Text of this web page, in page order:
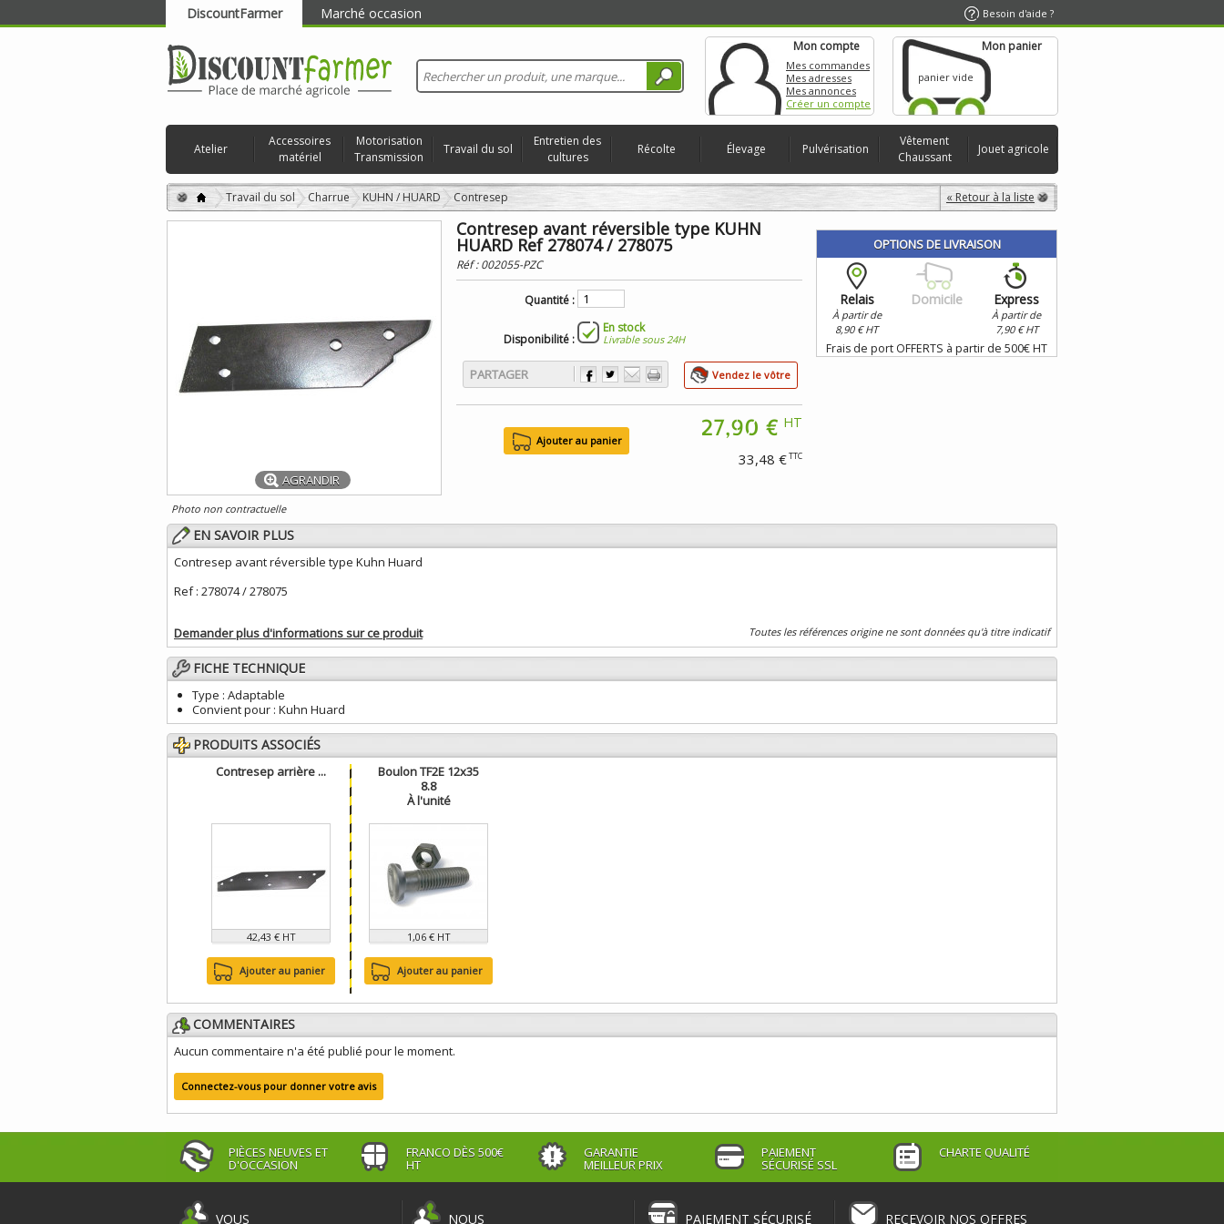
DiscountFarmer Marché occasion Besoin d'aide ?
RECHERCHER
Mon compte
Mes commandes
Mes adresses
Mes annonces
Créer un compte
Mon panier
panier vide
Atelier
Accessoires
matériel
Motorisation
Transmission
Travail du sol
Entretien des
cultures
Récolte Élevage Pulvérisation
Vêtement
Chaussant
Jouet agricole
« Retour à la liste
Travail du sol Charrue KUHN / HUARD Contresep
AGRANDIR
Photo non contractuelle
Contresep avant réversible type KUHN
HUARD Ref 278074 / 278075
Réf :002055-PZC
Quantité :
Disponibilité :
En stock
Livrable sous 24H
PARTAGER Vendez le vôtre
27,90 € HT
33,48 €TTC
OPTIONS DE LIVRAISON
Relais
À partir de
8,90 € HT
Domicile Express
À partir de
7,90 € HT
Frais de port OFFERTS à partir de 500€ HT
EN SAVOIR PLUS
Contresep avant réversible type Kuhn Huard
Ref : 278074 / 278075
Demander plus d'informations sur ce produit Toutes les références origine ne sont données qu'à titre indicatif
FICHE TECHNIQUE
Type : Adaptable
Convient pour : Kuhn Huard
PRODUITS ASSOCIÉS
Contresep arrière ...
42,43 € HT
Ajouter au panier
Boulon TF2E 12x35
8.8
À l'unité
1,06 € HT
Ajouter au panier
COMMENTAIRES
Aucun commentaire n'a été publié pour le moment.
Connectez-vous pour donner votre avis
PIÈCES NEUVES ET
D'OCCASION
FRANCO DÈS 500€
HT
GARANTIE
MEILLEUR PRIX
PAIEMENT
SÉCURISÉ SSL
CHARTE QUALITÉ
VOUS NOUS PAIEMENT SÉCURISÉ RECEVOIR NOS OFFRES